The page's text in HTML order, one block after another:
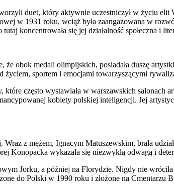
duet, który aktywnie uczestniczył w życiu elit
w 1931 roku, wciąż była zaangażowana w
koncentrowała się jej działalność społeczna i
obok medali olimpijskich, posiadała duszę
życiem, sportem i emocjami towarzyszącymi
często wystawiała w warszawskich salonach
kobiety polskiej inteligencji. Jej
z mężem, Ignacym Matuszewskim, brała
Konopacka wykazała się niezwykłą odwagą i
Jorku, a później na Florydzie. Nigdy nie
do Polski w 1990 roku i złożone na